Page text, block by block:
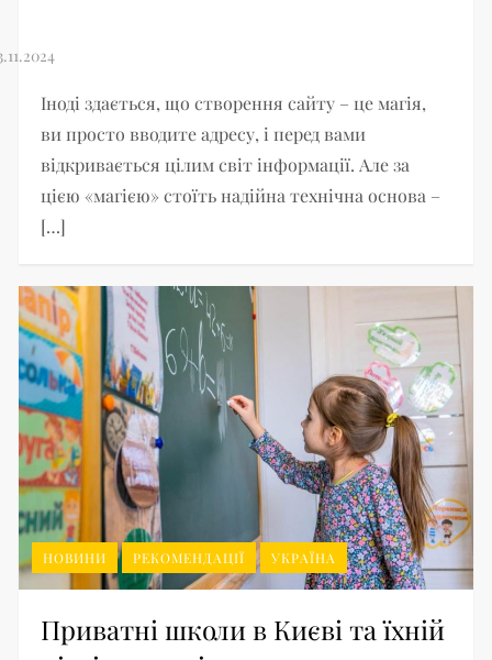
Іноді здається, що створення сайту – це магія,
ви просто вводите адресу, і перед вами
відкривається цілим світ інформації. Але за
цією «магією» стоїть надійна технічна основа –
[…]
НОВИНИ РЕКОМЕНДАЦІЇ УКРАЇНА
Приватні школи в Києві та їхній